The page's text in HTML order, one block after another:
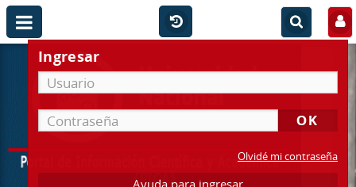
Ingresar
Olvidé mi contraseña